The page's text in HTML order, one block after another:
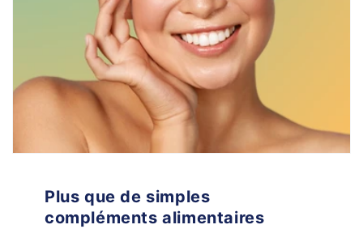
Plus que de simples
compléments alimentaires